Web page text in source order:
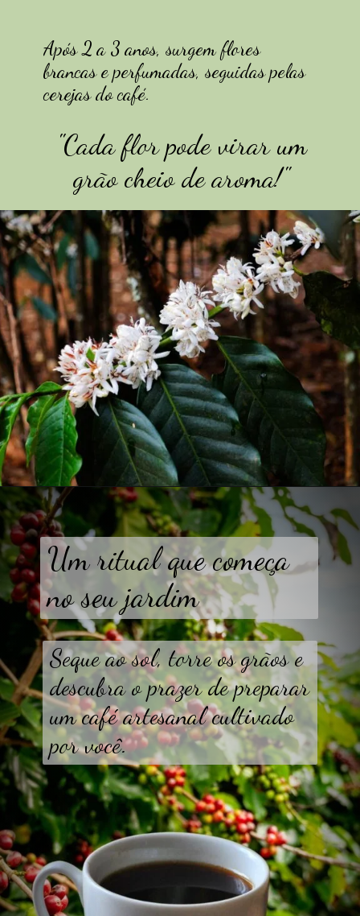
Após 2 a 3 anos, surgem flores
brancas e perfumadas, seguidas pelas
cerejas do café.
"Cada flor pode virar um
grão cheio de aroma!"
Um ritual que começa
no seu jardim
Seque ao sol, torre os grãos e
descubra o prazer de preparar
um café artesanal cultivado
por você.